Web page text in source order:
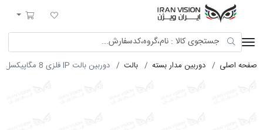
لیست مورد علاقه
سبد خرید
صفحه اصلی دوربین مدار بسته بالت دوربین بالت IP فلزی 8 مگاپیکسل POE با لنز 4 دارک شب رنگی